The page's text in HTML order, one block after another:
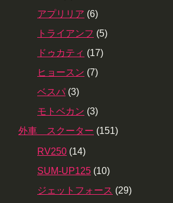
アプリリア (6)
トライアンフ (5)
ドゥカティ (17)
ヒョースン (7)
ベスパ (3)
モトベカン (3)
外車 スクーター (151)
RV250 (14)
SUM-UP125 (10)
ジェットフォース (29)